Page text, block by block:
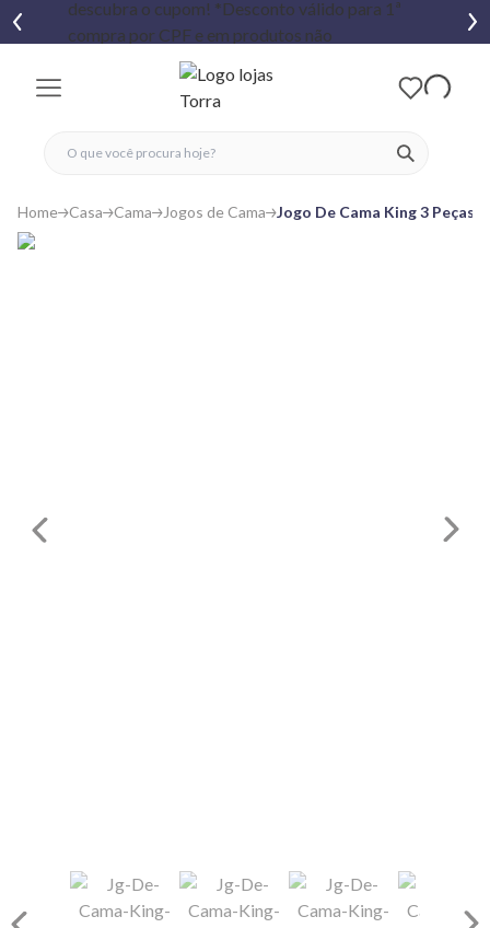
ver
fechar menu
fechar menu
favoritos
Home Casa Cama Jogos de Cama Jogo De Cama King 3 Peças